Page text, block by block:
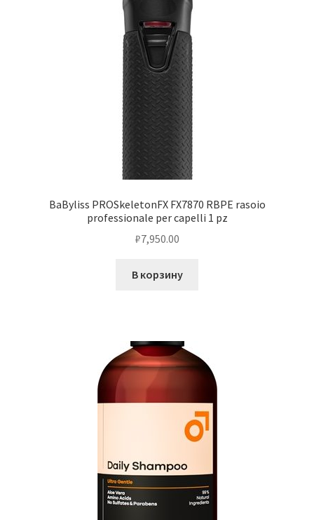
BaByliss PROSkeletonFX FX7870 RBPE rasoio
professionale per capelli 1 pz
₽7,950.00
В корзину